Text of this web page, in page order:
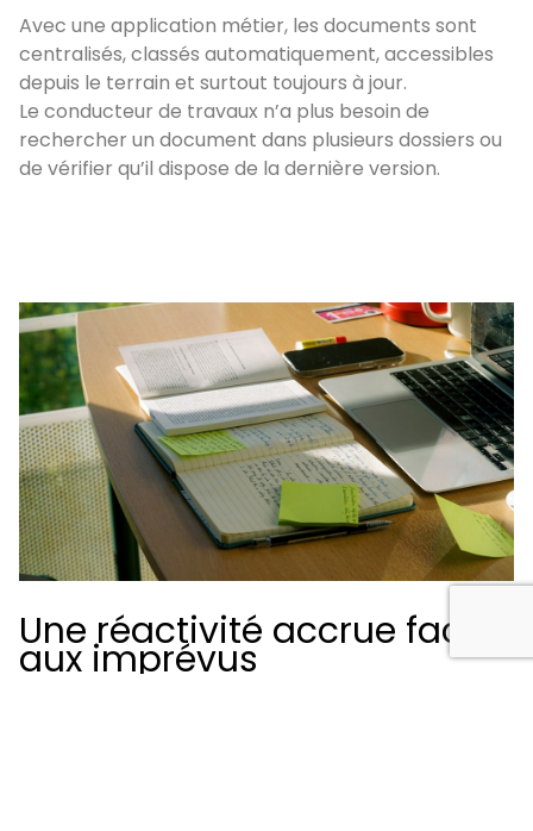
Avec une application métier, les documents sont
centralisés, classés automatiquement, accessibles
depuis le terrain et surtout toujours à jour.
Le conducteur de travaux n’a plus besoin de
rechercher un document dans plusieurs dossiers ou
de vérifier qu’il dispose de la dernière version.
Une réactivité accrue face
aux imprévus